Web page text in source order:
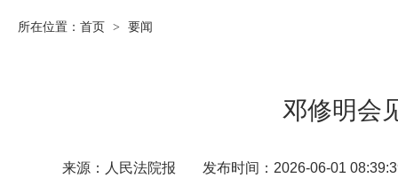
所在位置： 首页 > 要闻
邓修明会
来源：人民法院报 发布时间：2026-06-01